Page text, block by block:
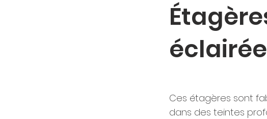
Ces étagères sont
dans des teintes